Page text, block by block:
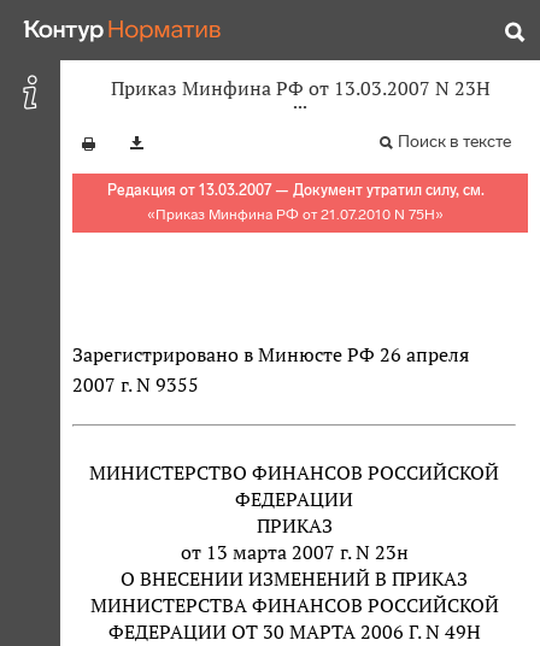
Приказ Минфина РФ от 13.03.2007 N 23Н
Поиск в тексте
Редакция от 13.03.2007 — Документ утратил силу, см.
«Приказ Минфина РФ от 21.07.2010 N 75Н»
Зарегистрировано в Минюсте РФ 26 апреля
2007 г. N 9355
МИНИСТЕРСТВО ФИНАНСОВ РОССИЙСКОЙ
ФЕДЕРАЦИИ
ПРИКАЗ
от 13 марта 2007 г. N 23н
О ВНЕСЕНИИ ИЗМЕНЕНИЙ В ПРИКАЗ
МИНИСТЕРСТВА ФИНАНСОВ РОССИЙСКОЙ
ФЕДЕРАЦИИ ОТ 30 МАРТА 2006 Г. N 49Н